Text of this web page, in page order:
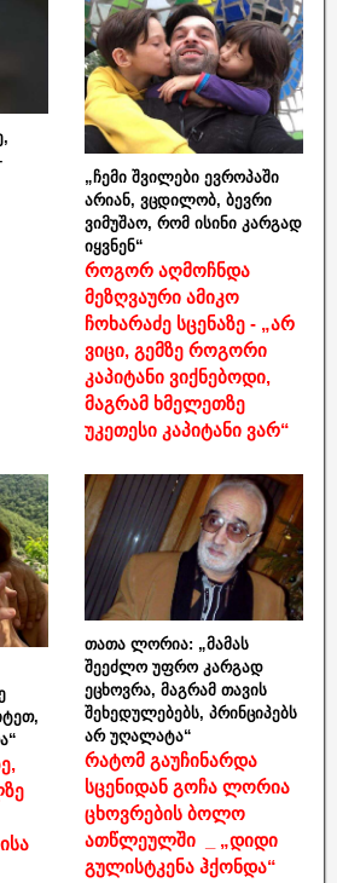
„ჩემი შვილები ევროპაში
არიან, ვცდილობ, ბევრი
ვიმუშაო, რომ ისინი კარგად
იყვნენ“
როგორ აღმოჩნდა
მეზღვაური ამიკო
ჩოხარაძე სცენაზე - „არ
ვიცი, გემზე როგორი
კაპიტანი ვიქნებოდი,
მაგრამ ხმელეთზე
უკეთესი კაპიტანი ვარ“
თათა ლორია: „მამას
შეეძლო უფრო კარგად
ეცხოვრა, მაგრამ თავის
შეხედულებებს, პრინციპებს
არ უღალატა“
რატომ გაუჩინარდა
სცენიდან გოჩა ლორია
ცხოვრების ბოლო
ათწლეულში _ „დიდი
გულისტკენა ჰქონდა“